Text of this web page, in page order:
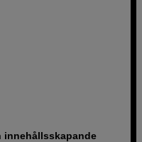
innehållsskapande